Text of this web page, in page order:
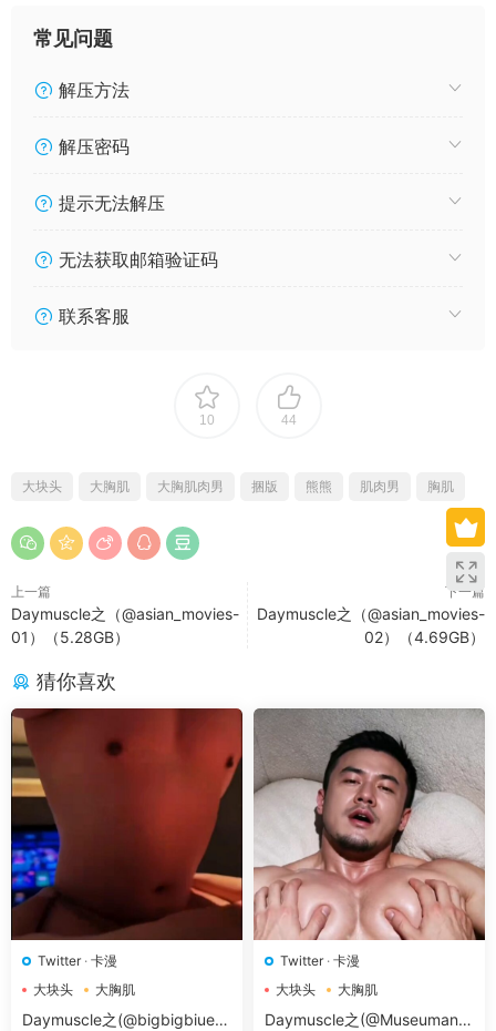
常见问题
解压方法
解压密码
提示无法解压
无法获取邮箱验证码
联系客服
10 44
大块头 大胸肌 大胸肌肉男 捆版 熊熊 肌肉男 胸肌
上一篇
Daymuscle之（@asian_movies-
01）（5.28GB）
下一篇
Daymuscle之（@asian_movies-
02）（4.69GB）
猜你喜欢
Twitter· 卡漫
大块头
大胸肌
大胸肌肉男
Daymuscle之(@bigbigbiue-
Twitter· 卡漫
大块头
大胸肌
大胸肌肉男
Daymuscle之(@Museumans-